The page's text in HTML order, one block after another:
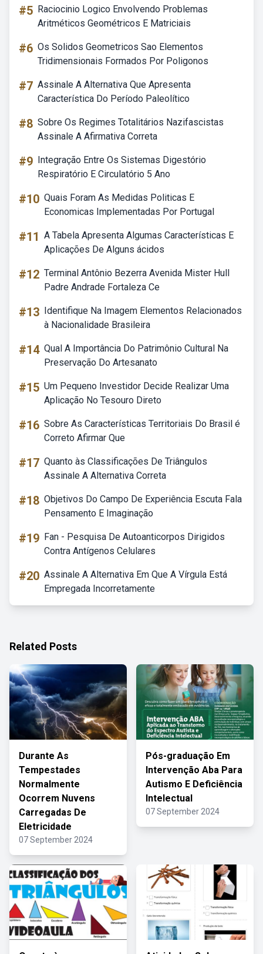
#5 Raciocinio Logico Envolvendo Problemas
Aritméticos Geométricos E Matriciais
#6 Os Solidos Geometricos Sao Elementos
Tridimensionais Formados Por Poligonos
#7 Assinale A Alternativa Que Apresenta
Característica Do Período Paleolítico
#8 Sobre Os Regimes Totalitários Nazifascistas
Assinale A Afirmativa Correta
#9 Integração Entre Os Sistemas Digestório
Respiratório E Circulatório 5 Ano
#10 Quais Foram As Medidas Politicas E
Economicas Implementadas Por Portugal
#11 A Tabela Apresenta Algumas Características E
Aplicações De Alguns ácidos
#12 Terminal Antônio Bezerra Avenida Mister Hull
Padre Andrade Fortaleza Ce
#13 Identifique Na Imagem Elementos Relacionados
à Nacionalidade Brasileira
#14 Qual A Importância Do Patrimônio Cultural Na
Preservação Do Artesanato
#15 Um Pequeno Investidor Decide Realizar Uma
Aplicação No Tesouro Direto
#16 Sobre As Características Territoriais Do Brasil é
Correto Afirmar Que
#17 Quanto às Classificações De Triângulos
Assinale A Alternativa Correta
#18 Objetivos Do Campo De Experiência Escuta Fala
Pensamento E Imaginação
#19 Fan - Pesquisa De Autoanticorpos Dirigidos
Contra Antígenos Celulares
#20 Assinale A Alternativa Em Que A Vírgula Está
Empregada Incorretamente
Related Posts
Durante As
Tempestades
Normalmente
Ocorrem Nuvens
Carregadas De
Eletricidade
07 September 2024
Pós-graduação Em
Intervenção Aba Para
Autismo E Deficiência
Intelectual
07 September 2024